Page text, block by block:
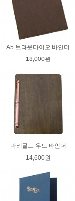
A5 브라운다이오 바인더
18,000원
마리골드 우드 바인더
14,600원